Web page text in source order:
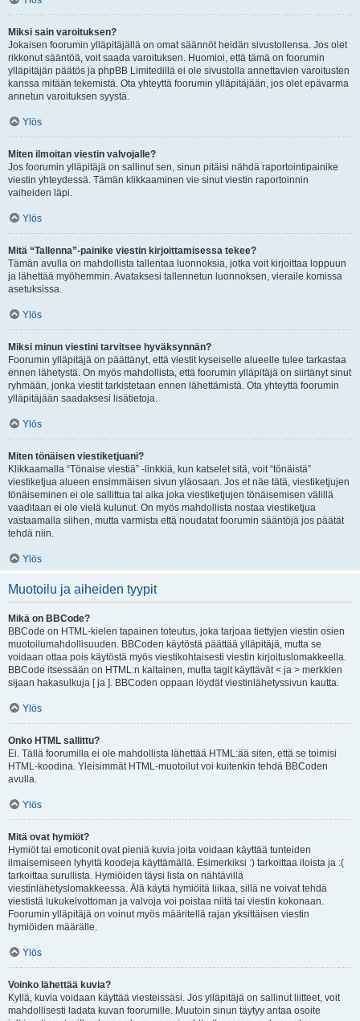
Miksi sain varoituksen?
Jokaisen foorumin ylläpitäjällä on omat säännöt heidän sivustollensa. Jos olet
rikkonut sääntöä, voit saada varoituksen. Huomioi, että tämä on foorumin
ylläpitäjän päätös ja phpBB Limitedillä ei ole sivustolla annettavien varoitusten
kanssa mitään tekemistä. Ota yhteyttä foorumin ylläpitäjään, jos olet epävarma
annetun varoituksen syystä.
Ylös
Miten ilmoitan viestin valvojalle?
Jos foorumin ylläpitäjä on sallinut sen, sinun pitäisi nähdä raportointipainike
viestin yhteydessä. Tämän klikkaaminen vie sinut viestin raportoinnin
vaiheiden läpi.
Ylös
Mitä “Tallenna”-painike viestin kirjoittamisessa tekee?
Tämän avulla on mahdollista tallentaa luonnoksia, jotka voit kirjoittaa loppuun
ja lähettää myöhemmin. Avataksesi tallennetun luonnoksen, vieraile komissa
asetuksissa.
Ylös
Miksi minun viestini tarvitsee hyväksynnän?
Foorumin ylläpitäjä on päättänyt, että viestit kyseiselle alueelle tulee tarkastaa
ennen lähetystä. On myös mahdollista, että foorumin ylläpitäjä on siirtänyt sinut
ryhmään, jonka viestit tarkistetaan ennen lähettämistä. Ota yhteyttä foorumin
ylläpitäjään saadaksesi lisätietoja.
Ylös
Miten tönäisen viestiketjuani?
Klikkaamalla “Tönaise viestiä” -linkkiä, kun katselet sitä, voit “tönäistä”
viestiketjua alueen ensimmäisen sivun yläosaan. Jos et näe tätä, viestiketjujen
tönäiseminen ei ole sallittua tai aika joka viestiketjujen tönäisemisen välillä
vaaditaan ei ole vielä kulunut. On myös mahdollista nostaa viestiketjua
vastaamalla siihen, mutta varmista että noudatat foorumin sääntöjä jos päätät
tehdä niin.
Ylös
Muotoilu ja aiheiden tyypit
Mikä on BBCode?
BBCode on HTML-kielen tapainen toteutus, joka tarjoaa tiettyjen viestin osien
muotoilumahdollisuuden. BBCoden käytöstä päättää ylläpitäjä, mutta se
voidaan ottaa pois käytöstä myös viestikohtaisesti viestin kirjoituslomakkeella.
BBCode itsessään on HTML:n kaltainen, mutta tagit käyttävät < ja > merkkien
sijaan hakasulkuja [ ja ]. BBCoden oppaan löydät viestinlähetyssivun kautta.
Ylös
Onko HTML sallittu?
Ei. Tällä foorumilla ei ole mahdollista lähettää HTML:ää siten, että se toimisi
HTML-koodina. Yleisimmät HTML-muotoilut voi kuitenkin tehdä BBCoden
avulla.
Ylös
Mitä ovat hymiöt?
Hymiöt tai emoticonit ovat pieniä kuvia joita voidaan käyttää tunteiden
ilmaisemiseen lyhyitä koodeja käyttämällä. Esimerkiksi :) tarkoittaa iloista ja :(
tarkoittaa surullista. Hymiöiden täysi lista on nähtävillä
viestinlähetyslomakkeessa. Älä käytä hymiöitä liikaa, sillä ne voivat tehdä
viestistä lukukelvottoman ja valvoja voi poistaa niitä tai viestin kokonaan.
Foorumin ylläpitäjä on voinut myös määritellä rajan yksittäisen viestin
hymiöiden määrälle.
Ylös
Voinko lähettää kuvia?
Kyllä, kuvia voidaan käyttää viesteissäsi. Jos ylläpitäjä on sallinut liitteet, voit
mahdollisesti ladata kuvan foorumille. Muutoin sinun täytyy antaa osoite